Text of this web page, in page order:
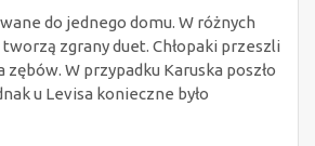
do jednego domu. W różnych
tworzą zgrany duet. Chłopaki przeszli
zębów. W przypadku Karuska poszło
u Levisa konieczne było